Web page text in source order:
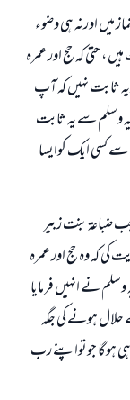
میں اورنہ ہی وضوء
، حتی کہ حج اورعمرہ
ثابت نہيں کہ آپ
وسلم سے یہ ثابت
سے کسی ایک کوایسا
ضباعۃ بنت زبیر
کی کہ وہ حج اورعمرہ
نے انہيں فرمایا
حلال ہونے کی جگہ
جوتواپنے رب
مدد کریں
ملتا ہے۔